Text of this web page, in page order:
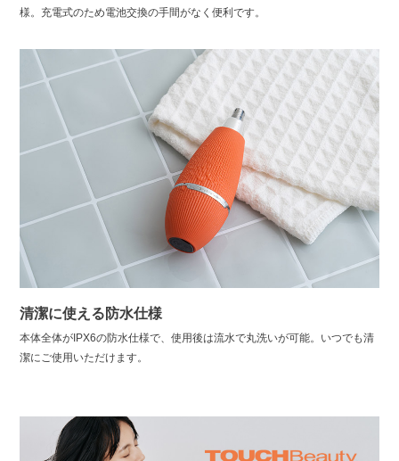
様。充電式のため電池交換の手間がなく便利です。
清潔に使える防水仕様
本体全体がIPX6の防水仕様で、使用後は流水で丸洗いが可能。いつでも清
潔にご使用いただけます。